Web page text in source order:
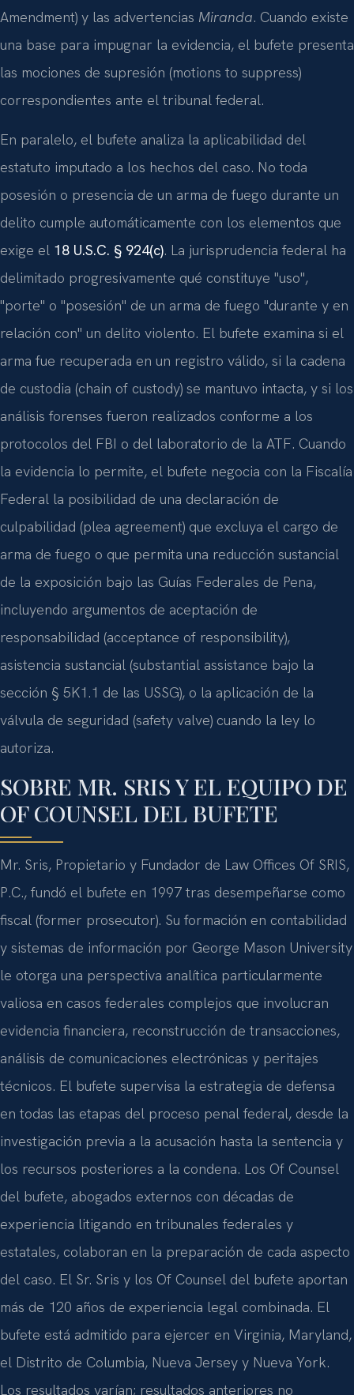
Amendment) y las advertencias Miranda. Cuando existe
una base para impugnar la evidencia, el bufete presenta
las mociones de supresión (motions to suppress)
correspondientes ante el tribunal federal.
En paralelo, el bufete analiza la aplicabilidad del
estatuto imputado a los hechos del caso. No toda
posesión o presencia de un arma de fuego durante un
delito cumple automáticamente con los elementos que
exige el 18 U.S.C. § 924(c). La jurisprudencia federal ha
delimitado progresivamente qué constituye "uso",
"porte" o "posesión" de un arma de fuego "durante y en
relación con" un delito violento. El bufete examina si el
arma fue recuperada en un registro válido, si la cadena
de custodia (chain of custody) se mantuvo intacta, y si los
análisis forenses fueron realizados conforme a los
protocolos del FBI o del laboratorio de la ATF. Cuando
la evidencia lo permite, el bufete negocia con la Fiscalía
Federal la posibilidad de una declaración de
culpabilidad (plea agreement) que excluya el cargo de
arma de fuego o que permita una reducción sustancial
de la exposición bajo las Guías Federales de Pena,
incluyendo argumentos de aceptación de
responsabilidad (acceptance of responsibility),
asistencia sustancial (substantial assistance bajo la
sección § 5K1.1 de las USSG), o la aplicación de la
válvula de seguridad (safety valve) cuando la ley lo
autoriza.
SOBRE MR. SRIS Y EL EQUIPO DE
OF COUNSEL DEL BUFETE
Mr. Sris, Propietario y Fundador de Law Offices Of SRIS,
P.C., fundó el bufete en 1997 tras desempeñarse como
fiscal (former prosecutor). Su formación en contabilidad
y sistemas de información por George Mason University
le otorga una perspectiva analítica particularmente
valiosa en casos federales complejos que involucran
evidencia financiera, reconstrucción de transacciones,
análisis de comunicaciones electrónicas y peritajes
técnicos. El bufete supervisa la estrategia de defensa
en todas las etapas del proceso penal federal, desde la
investigación previa a la acusación hasta la sentencia y
los recursos posteriores a la condena. Los Of Counsel
del bufete, abogados externos con décadas de
experiencia litigando en tribunales federales y
estatales, colaboran en la preparación de cada aspecto
del caso. El Sr. Sris y los Of Counsel del bufete aportan
más de 120 años de experiencia legal combinada. El
bufete está admitido para ejercer en Virginia, Maryland,
el Distrito de Columbia, Nueva Jersey y Nueva York.
Los resultados varían; resultados anteriores no